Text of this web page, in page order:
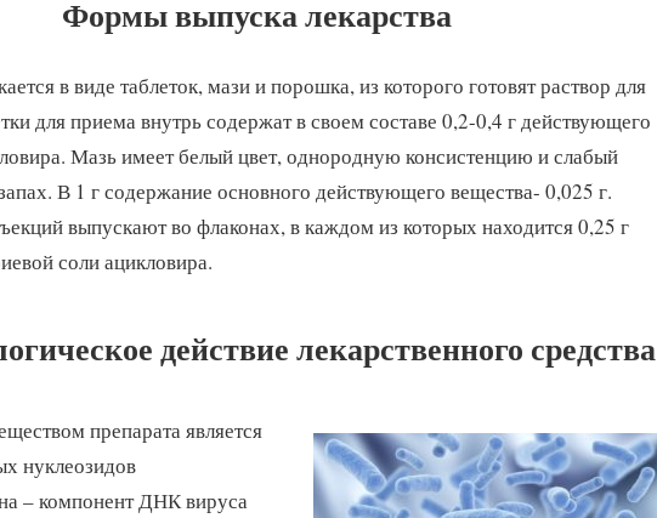
Формы выпуска лекарства
в виде таблеток, мази и порошка, из которого готовят раствор для
для приема внутрь содержат в своем составе 0,2-0,4 г действующего
Мазь имеет белый цвет, однородную консистенцию и слабый
В 1 г содержание основного действующего вещества- 0,025 г.
выпускают во флаконах, в каждом из которых находится 0,25 г
соли ацикловира.
действие лекарственного средства
препарата является
нуклеозидов
– компонент ДНК вируса